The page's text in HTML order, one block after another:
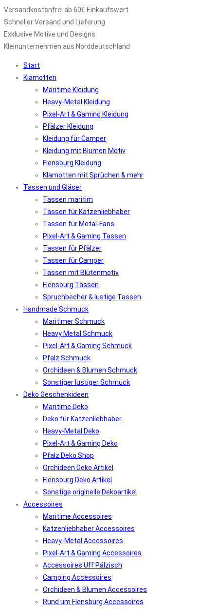
Versandkostenfrei ab 60€ Einkaufswert
Schneller Versand und Lieferung
Exklusive Motive und Designs
Kleinunternehmen aus Norddeutschland
Start
Klamotten
Maritime Kleidung
Heavy-Metal Kleidung
Pixel-Art & Gaming Kleidung
Pfälzer Kleidung
Kleidung für Camper
Kleidung mit Blumen Motiv
Flensburg Kleidung
Klamotten mit Sprüchen & mehr
Tassen und Gläser
Tassen maritim
Tassen für Katzenliebhaber
Tassen für Metal-Fans
Pixel-Art & Gaming Tassen
Tassen für Pfälzer
Tassen für Camper
Tassen mit Blütenmotiv
Flensburg Tassen
Spruchbecher & lustige Tassen
Handmade Schmuck
Maritimer Schmuck
Heavy Metal Schmuck
Pixel-Art & Gaming Schmuck
Pfalz Schmuck
Orchideen & Blumen Schmuck
Sonstiger lustiger Schmuck
Deko Geschenkideen
Maritime Deko
Deko für Katzenliebhaber
Heavy-Metal Deko
Pixel-Art & Gaming Deko
Pfalz Deko Shop
Orchideen Deko Artikel
Flensburg Deko Artikel
Sonstige originelle Dekoartikel
Accessoires
Maritime Accessoires
Katzenliebhaber Accessoires
Heavy-Metal Accessoires
Pixel-Art & Gaming Accessoires
Accessoires Uff Pälzisch
Camping Accessoires
Orchideen & Blumen Accessoires
Rund um Flensburg Accessoires